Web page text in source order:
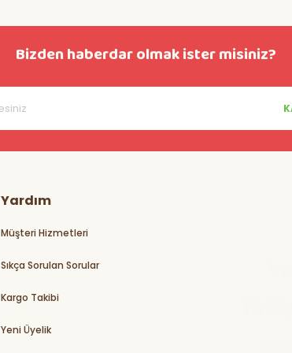
Bizden haberdar olmak ister misiniz?
Yardım
Müşteri Hizmetleri
Sıkça Sorulan Sorular
Kargo Takibi
Yeni Üyelik